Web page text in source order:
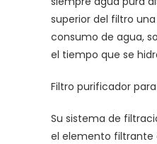
superior del filtro
consumo de agua,
el tiempo que se
Filtro purificador
Su sistema de
el elemento filtrante